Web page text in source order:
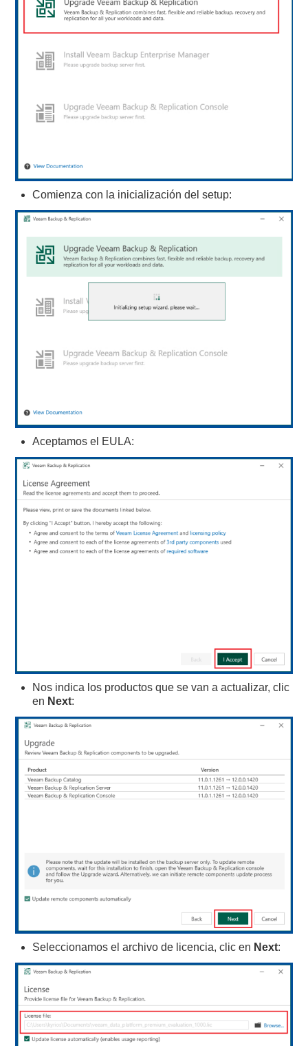
Comienza con la inicialización del setup:
Aceptamos el EULA:
Nos indica los productos que se van a actualizar, clic
en Next:
Seleccionamos el archivo de licencia, clic en Next: